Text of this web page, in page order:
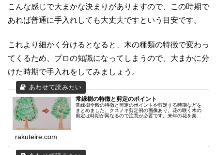
こんな感じで大まかな決まりがありますので、この時期で
あれば普通に手入れしても大丈夫ですという目安です。
これより細かく分けるとなると、木の種類の特徴で変わっ
てくるため、プロの知識になってしまうので、大まかに分
けた時期で手入れをしてみましょう。
常緑樹の特徴と剪定のポイント
常緑樹全般の特徴と剪定のポイントや剪定する時期などを
まとめました。クスノキ剪定例の画像あり。花の咲く木の
剪定は時期が異なるので注意が必要です。来年の花を楽し
rakuteire.com